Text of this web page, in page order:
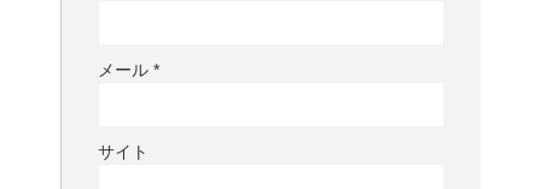
メール *
サイト